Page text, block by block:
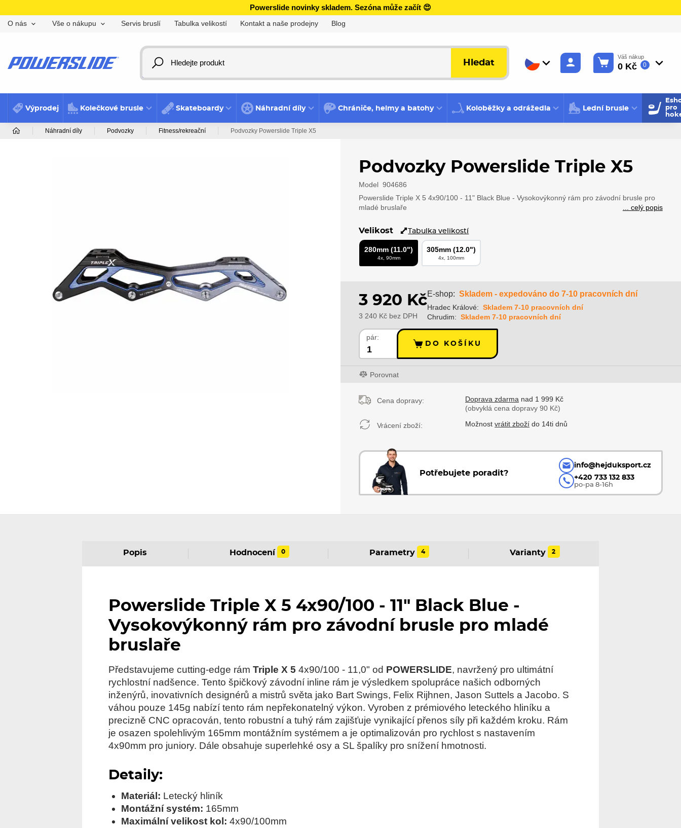
Powerslide novinky skladem. Sezóna může začít 😍
O nás Vše o nákupu Servis bruslí Tabulka velikostí Kontakt a naše prodejny Blog
Hledat
Váš nákup
0 Kč 0
Výprodej Kolečkové brusle Skateboardy Náhradní díly Chrániče, helmy a batohy Koloběžky a odrážedla Lední brusle
pro
Náhradní díly Podvozky Fitness/rekreační Podvozky Powerslide Triple X5
Podvozky Powerslide Triple X5
Model 904686
Powerslide Triple X 5 4x90/100 - 11" Black Blue - Vysokovýkonný rám pro závodní brusle pro
mladé bruslaře
... celý popis
Velikost Tabulka velikostí
280mm (11.0")
4x, 90mm
305mm (12.0")
4x, 100mm
3 920 Kč
3 240 Kč bez DPH
E-shop: Skladem - expedováno do 7-10 pracovních dní
Hradec Králové: Skladem 7-10 pracovních dní
Chrudim: Skladem 7-10 pracovních dní
pár:
DO KOŠÍKU
Porovnat
Cena dopravy: Doprava zdarma nad 1 999 Kč
(obvyklá cena dopravy 90 Kč)
Vrácení zboží: Možnostvrátit zboží do 14ti dnů
Potřebujete poradit?
info@hejduksport.cz
+420 733 132 833
po-pa 8-16h
Popis Hodnocení 0 Parametry 4 Varianty 2
Powerslide Triple X 5 4x90/100 - 11" Black Blue -
Vysokovýkonný rám pro závodní brusle pro mladé
bruslaře
Představujeme cutting-edge rámTriple X 5 4x90/100 - 11,0" od POWERSLIDE, navržený pro ultimátní
rychlostní nadšence. Tento špičkový závodní inline rám je výsledkem spolupráce našich odborných
inženýrů, inovativních designérů a mistrů světa jako Bart Swings, Felix Rijhnen, Jason Suttels a Jacobo. S
váhou pouze 145g nabízí tento rám nepřekonatelný výkon. Vyroben z prémiového leteckého hliníku a
precizně CNC opracován, tento robustní a tuhý rám zajišťuje vynikající přenos síly při každém kroku. Rám
je osazen spolehlivým 165mm montážním systémem a je optimalizován pro rychlost s nastavením
4x90mm pro juniory. Dále obsahuje superlehké osy a SL špalíky pro snížení hmotnosti.
Detaily:
Materiál: Letecký hliník
Montážní systém: 165mm
Maximální velikost kol: 4x90/100mm